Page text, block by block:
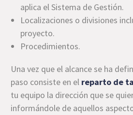
aplica el Sistema de Gestión.
Localizaciones o divisiones
proyecto.
Procedimientos.
Una vez que el alcance se ha
paso consiste en el reparto de
tu equipo la dirección que se
informándole de aquellos